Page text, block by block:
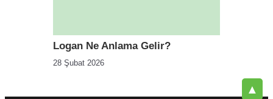
Logan Ne Anlama Gelir?
28 Şubat 2026
▲